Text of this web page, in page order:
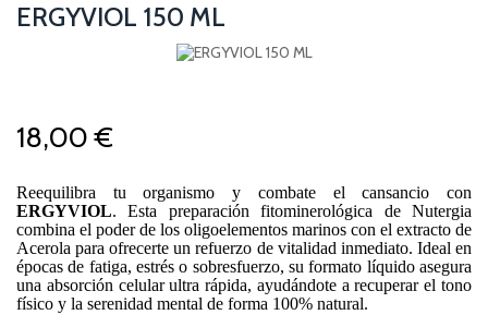
ERGYVIOL 150 ML
18,00 €
Reequilibra tu organismo y combate el cansancio con
ERGYVIOL. Esta preparación fitominerológica de Nutergia
combina el poder de los oligoelementos marinos con el extracto de
Acerola para ofrecerte un refuerzo de vitalidad inmediato. Ideal en
épocas de fatiga, estrés o sobresfuerzo, su formato líquido asegura
una absorción celular ultra rápida, ayudándote a recuperar el tono
físico y la serenidad mental de forma 100% natural.